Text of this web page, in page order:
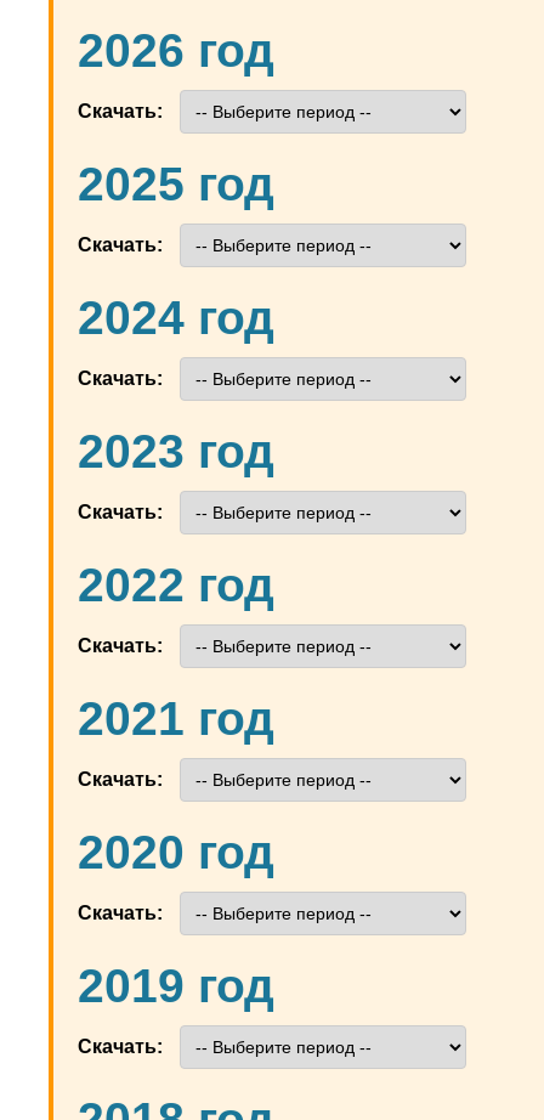
2026 год
Скачать:
2025 год
Скачать:
2024 год
Скачать:
2023 год
Скачать:
2022 год
Скачать:
2021 год
Скачать:
2020 год
Скачать:
2019 год
Скачать: